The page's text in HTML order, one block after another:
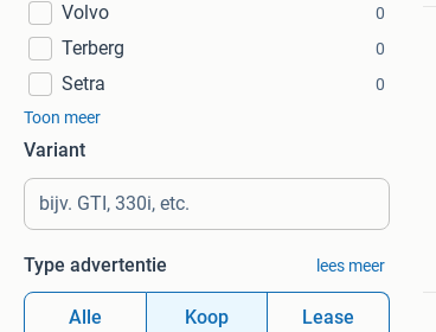
Volvo 0
Terberg 0
Setra
0
Toon meer
Variant
Type advertentie lees meer
Alle Koop Lease